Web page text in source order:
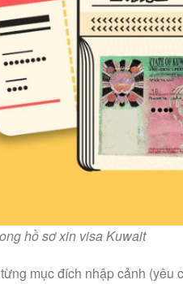
hồ sơ xin visa Kuwait
mục đích nhập cảnh